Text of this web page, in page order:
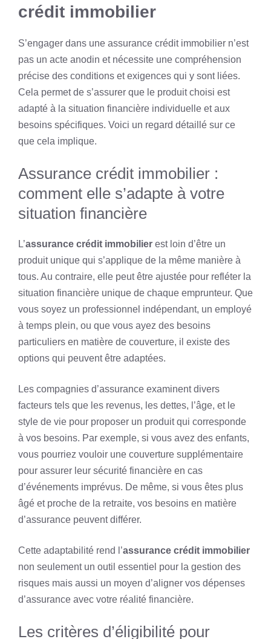
crédit immobilier
S’engager dans une assurance crédit immobilier n’est
pas un acte anodin et nécessite une compréhension
précise des conditions et exigences qui y sont liées.
Cela permet de s’assurer que le produit choisi est
adapté à la situation financière individuelle et aux
besoins spécifiques. Voici un regard détaillé sur ce
que cela implique.
Assurance crédit immobilier :
comment elle s’adapte à votre
situation financière
L’assurance crédit immobilier est loin d’être un
produit unique qui s’applique de la même manière à
tous. Au contraire, elle peut être ajustée pour refléter la
situation financière unique de chaque emprunteur. Que
vous soyez un professionnel indépendant, un employé
à temps plein, ou que vous ayez des besoins
particuliers en matière de couverture, il existe des
options qui peuvent être adaptées.
Les compagnies d’assurance examinent divers
facteurs tels que les revenus, les dettes, l’âge, et le
style de vie pour proposer un produit qui corresponde
à vos besoins. Par exemple, si vous avez des enfants,
vous pourriez vouloir une couverture supplémentaire
pour assurer leur sécurité financière en cas
d’événements imprévus. De même, si vous êtes plus
âgé et proche de la retraite, vos besoins en matière
d’assurance peuvent différer.
Cette adaptabilité rend l’assurance crédit immobilier
non seulement un outil essentiel pour la gestion des
risques mais aussi un moyen d’aligner vos dépenses
d’assurance avec votre réalité financière.
Les critères d’éligibilité pour